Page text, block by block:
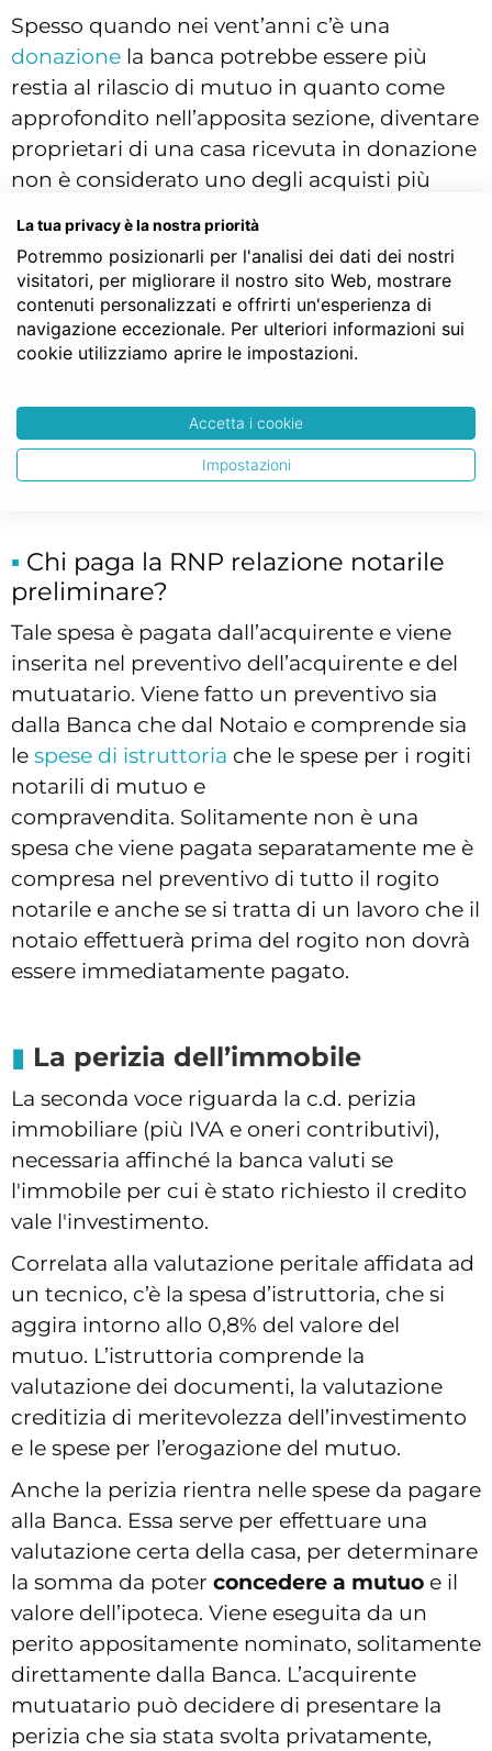
Spesso quando nei vent’anni c’è una
donazione la banca potrebbe essere più
restia al rilascio di mutuo in quanto come
approfondito nell’apposita sezione, diventare
proprietari di una casa ricevuta in donazione
non è considerato uno degli acquisti più
impugnato.
Inoltre la Banca deve essere sicura che sulla
casa non vi siano altre formalità
pregiudizievoli. Cosa si intende per formalità
“pesi” che potrebbero comparire da un
controllo come ipoteche, pignoramenti,
processi in corso che abbiano ad oggetto
Chi paga la RNP relazione notarile
preliminare?
Tale spesa è pagata dall’acquirente e viene
inserita nel preventivo dell’acquirente e del
mutuatario. Viene fatto un preventivo sia
dalla Banca che dal Notaio e comprende sia
le spese di istruttoria che le spese per i rogiti
notarili di mutuo e
compravendita. Solitamente non è una
spesa che viene pagata separatamente me è
compresa nel preventivo di tutto il rogito
notarile e anche se si tratta di un lavoro che il
notaio effettuerà prima del rogito non dovrà
essere immediatamente pagato.
La perizia dell’immobile
La seconda voce riguarda la c.d. perizia
immobiliare (più IVA e oneri contributivi),
necessaria affinché la banca valuti se
l'immobile per cui è stato richiesto il credito
vale l'investimento.
Correlata alla valutazione peritale affidata ad
un tecnico, c’è la spesa d’istruttoria, che si
aggira intorno allo 0,8% del valore del
mutuo. L’istruttoria comprende la
valutazione dei documenti, la valutazione
creditizia di meritevolezza dell’investimento
e le spese per l’erogazione del mutuo.
Anche la perizia rientra nelle spese da pagare
alla Banca. Essa serve per effettuare una
valutazione certa della casa, per determinare
la somma da poter concedere a mutuo e il
valore dell’ipoteca. Viene eseguita da un
perito appositamente nominato, solitamente
direttamente dalla Banca. L’acquirente
mutuatario può decidere di presentare la
perizia che sia stata svolta privatamente,
La tua privacy è la nostra priorità
Potremmo posizionarli per l'analisi dei dati dei nostri
visitatori, per migliorare il nostro sito Web, mostrare
contenuti personalizzati e offrirti un'esperienza di
navigazione eccezionale. Per ulteriori informazioni sui
cookie utilizziamo aprire le impostazioni.
Accetta i cookie
Impostazioni